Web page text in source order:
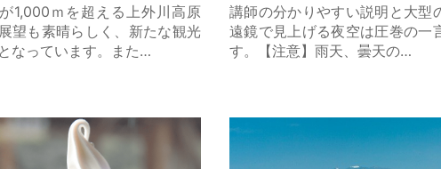
1,000ｍを超える上外川高原
望も素晴らしく、新たな観光
なっています。また…
講師の分かりやすい説明と大型
遠鏡で見上げる夜空は圧巻の一
す。【注意】雨天、曇天の…
ルクソフト の詳細はこちら 小岩井農場の桜並木 の詳細はこ